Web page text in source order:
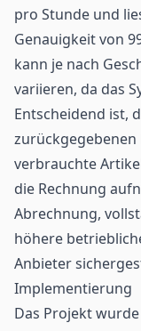
pro Stunde und
Genauigkeit von
kann je nach
variieren, da das
Entscheidend ist,
zurückgegebenen
verbrauchte
die Rechnung
Abrechnung,
höhere
Anbieter
Implementierung
Das Projekt